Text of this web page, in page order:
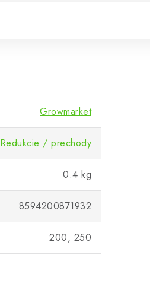
Growmarket
Redukcie / prechody
0.4 kg
8594200871932
200, 250